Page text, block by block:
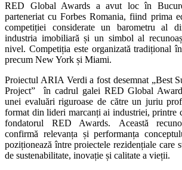
RED Global Awards a avut loc în
parteneriat cu Forbes Romania, fiind prima
competiției considerate un barometru al
industria imobiliară și un simbol al
nivel. Competiția este organizată tradițional
precum New York și Miami.
Proiectul ARIA Verdi a fost desemnat „Best
Project” în cadrul galei RED Global
unei evaluări riguroase de către un juriu
format din lideri marcanți ai industriei, printre
fondatorul RED Awards. Această
confirmă relevanța și performanța
poziționează între proiectele rezidențiale care
de sustenabilitate, inovație și calitate a vieții.